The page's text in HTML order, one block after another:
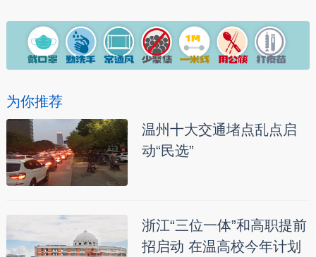
为你推荐
温州十大交通堵点乱点启
动“民选”
浙江“三位一体”和高职提前
招启动 在温高校今年计划